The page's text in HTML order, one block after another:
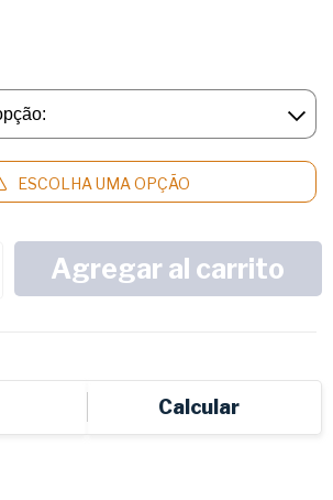
ESCOLHA UMA OPÇÃO
Calcular